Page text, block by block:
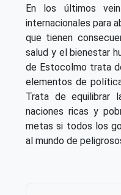
En los últimos
internacionales para
que tienen
salud y el bienestar
de Estocolmo trata
elementos de
Trata de equilibrar
naciones ricas y
metas si todos los
al mundo de